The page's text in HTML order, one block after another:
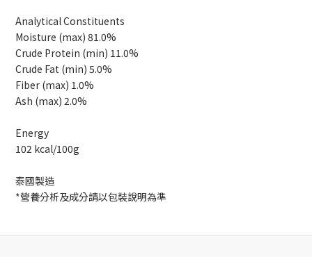
Analytical Constituents
Moisture (max) 81.0%
Crude Protein (min) 11.0%
Crude Fat (min) 5.0%
Fiber (max) 1.0%
Ash (max) 2.0%
Energy
102 kcal/100g
泰國製造
*營養分析及成分請以包裝說明為準